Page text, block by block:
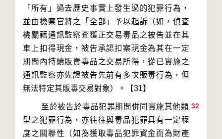
「所有」過去歷史事實上發生過的犯罪行為，
並由檢察官將之「全部」予以起訴（如，偵查
機關藉通訊監察查獲正交易毒品之被告並在其
車上扣得現金，被告承認扣案現金為其在一定
期間內持續販賣毒品之交易所得，從已實施之
通訊監察亦佐證被告先前有多次販毒行為，但
32
型之犯罪行為，亦往往與毒品犯罪具有一定程
度之關聯性（如為獲取毒品犯罪資金而為財產